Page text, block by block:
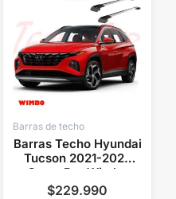
Barras de techo
Barras Techo Hyundai
Tucson 2021-2025
Cross Bar Wimbo
Aluminio Con Llave
$229.990